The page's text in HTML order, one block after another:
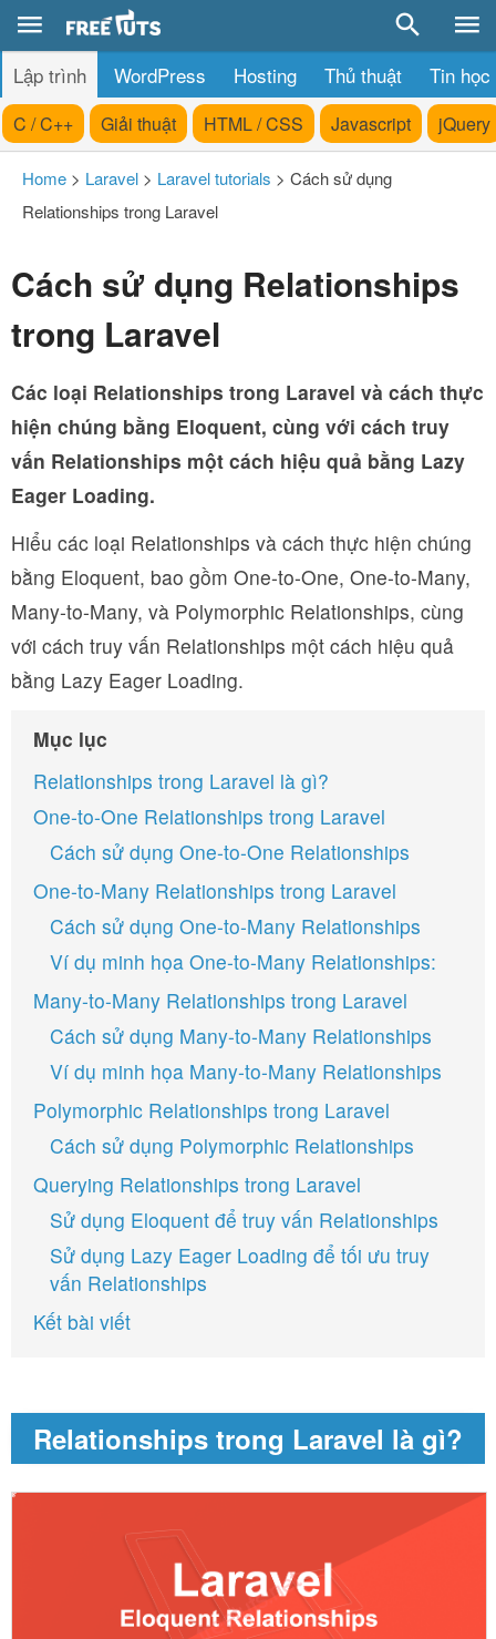
Lập trình WordPress Hosting Thủ thuật Tin học
C / C++ Giải thuật HTML / CSS Javascript jQuery
Home > Laravel > Laravel tutorials > Cách sử dụng
Relationships trong Laravel
Cách sử dụng Relationships
trong Laravel
Các loại Relationships trong Laravel và cách thực
hiện chúng bằng Eloquent, cùng với cách truy
vấn Relationships một cách hiệu quả bằng Lazy
Eager Loading.
Hiểu các loại Relationships và cách thực hiện chúng
bằng Eloquent, bao gồm One-to-One, One-to-Many,
Many-to-Many, và Polymorphic Relationships, cùng
với cách truy vấn Relationships một cách hiệu quả
bằng Lazy Eager Loading.
Mục lục
Relationships trong Laravel là gì?
One-to-One Relationships trong Laravel
Cách sử dụng One-to-One Relationships
One-to-Many Relationships trong Laravel
Cách sử dụng One-to-Many Relationships
Ví dụ minh họa One-to-Many Relationships:
Many-to-Many Relationships trong Laravel
Cách sử dụng Many-to-Many Relationships
Ví dụ minh họa Many-to-Many Relationships
Polymorphic Relationships trong Laravel
Cách sử dụng Polymorphic Relationships
Querying Relationships trong Laravel
Sử dụng Eloquent để truy vấn Relationships
Sử dụng Lazy Eager Loading để tối ưu truy
vấn Relationships
Kết bài viết
Relationships trong Laravel là gì?